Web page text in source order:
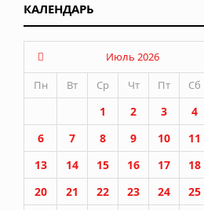
КАЛЕНДАРЬ
Июль 2026
Пн
Вт Ср Чт Пт Сб
1 2 3 4
6
7 8 9 10 11
13
14 15 16 17 18
20
21 22 23 24 25